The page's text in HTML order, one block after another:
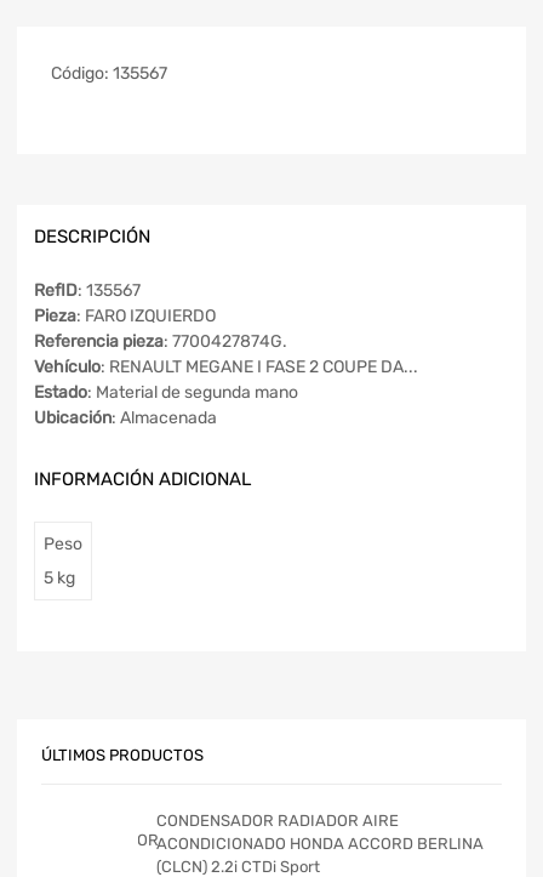
Código: 135567
DESCRIPCIÓN
RefID: 135567
Pieza: FARO IZQUIERDO
Referencia pieza: 7700427874G.
Vehículo: RENAULT MEGANE I FASE 2 COUPE DA...
Estado: Material de segunda mano
Ubicación: Almacenada
INFORMACIÓN ADICIONAL
Peso
5 kg
ÚLTIMOS PRODUCTOS
CONDENSADOR RADIADOR AIRE
ACONDICIONADO HONDA ACCORD BERLINA
(CLCN) 2.2i CTDi Sport